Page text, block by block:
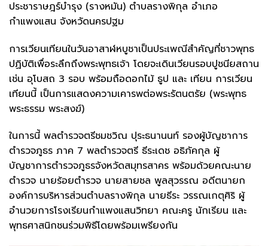
ประชาราษฎร์บำรุง (รางหมัน) ตำบลรางพิกุล อำเภอ
กำแพงแสน จังหวัดนครปฐม
การเวียนเทียนในวันอาสาฬหบูชาเป็นประเพณีสำคัญที่ชาวพุทธ
ปฏิบัติเพื่อระลึกถึงพระพุทธเจ้า โดยจะเดินเวียนรอบปูชนียสถาน
เช่น อุโบสถ 3 รอบ พร้อมถือดอกไม้ ธูป และ เทียน การเวียน
เทียนนี้ เป็นการแสดงความเคารพต่อพระรัตนตรัย (พระพุทธ
พระธรรม พระสงฆ์)
ในการนี้ พลตำรวจตรีชมชวิณ ปุระธนานนท์ รองผู้บัญชาการ
ตำรวจภูธร ภาค 7 พลตำรวจตรี ธีระเดช อธิภัคกุล ผู้
บัญชาการตำรวจภูธรจังหวัดสมุทรสาคร พร้อมด้วยคณะนาย
ตำรวจ นายร้อยตำรวจ นายสายชล พูลสุวรรณ อดีตนายก
องค์การบริหารส่วนตำบลรางพิกุล นายธีระ วรรณเกตุศิริ ผู้
อำนวยการโรงเรียนกำแพงแสนวิทยา คณะครู นักเรียน และ
พุทธศาสนิกชนร่วมพิธีโดยพร้อมเพรียงกัน